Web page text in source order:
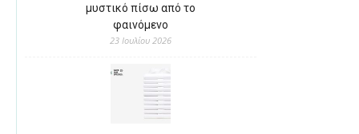
μυστικό πίσω από το
φαινόμενο
23 Ιουλίου 2026